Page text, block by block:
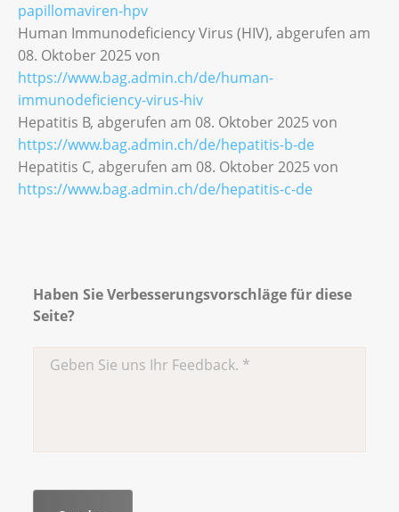
papillomaviren-hpv
Human Immunodeficiency Virus (HIV), abgerufen am
08. Oktober 2025 von
https://www.bag.admin.ch/de/human-
immunodeficiency-virus-hiv
Hepatitis B, abgerufen am 08. Oktober 2025 von
https://www.bag.admin.ch/de/hepatitis-b-de
Hepatitis C, abgerufen am 08. Oktober 2025 von
https://www.bag.admin.ch/de/hepatitis-c-de
Haben Sie Verbesserungsvorschläge für diese
Seite?